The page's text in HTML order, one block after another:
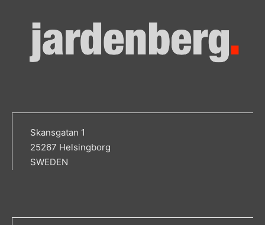
Skansgatan 1
25267 Helsingborg
SWEDEN